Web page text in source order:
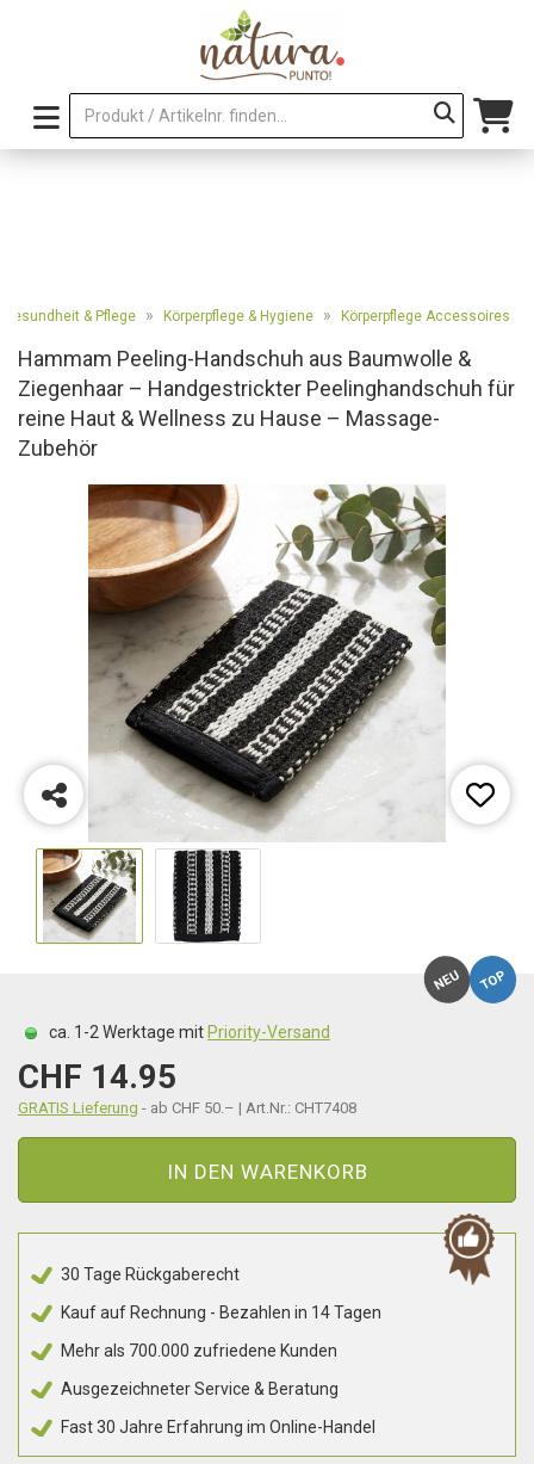
Gesundheit & Pflege » Körperpflege & Hygiene » Körperpflege Accessoires
Hammam Peeling-Handschuh aus Baumwolle &
Ziegenhaar – Handgestrickter Peelinghandschuh für
reine Haut & Wellness zu Hause – Massage-
Zubehör
NEU TOP
ca. 1-2 Werktage mit Priority-Versand
CHF 14.95
GRATIS Lieferung - ab CHF 50.– | Art.Nr.: CHT7408
IN DEN WARENKORB
30 Tage Rückgaberecht
Kauf auf Rechnung - Bezahlen in 14 Tagen
Mehr als 700.000 zufriedene Kunden
Ausgezeichneter Service & Beratung
Fast 30 Jahre Erfahrung im Online-Handel